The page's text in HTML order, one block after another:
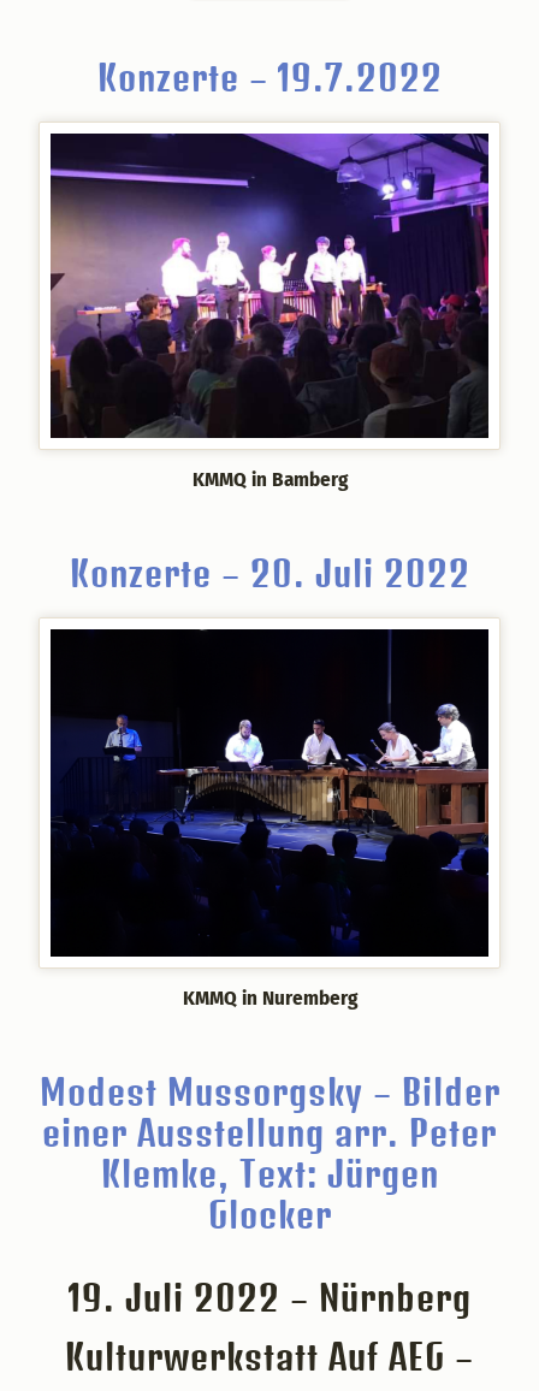
Konzerte – 19.7.2022
KMMQ in Bamberg
Konzerte – 20. Juli 2022
KMMQ in Nuremberg
Modest Mussorgsky – Bilder
einer Ausstellung arr. Peter
Klemke, Text: Jürgen
Glocker
19. Juli 2022 – Nürnberg
Kulturwerkstatt Auf AEG –